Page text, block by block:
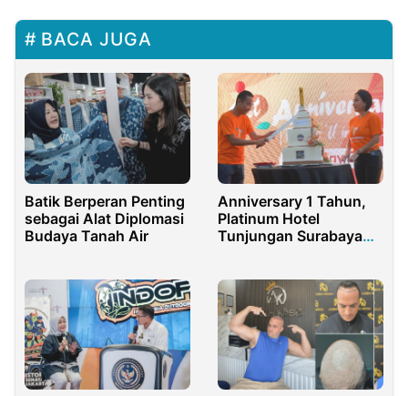
BACA JUGA
Batik Berperan Penting
sebagai Alat Diplomasi
Budaya Tanah Air
Anniversary 1 Tahun,
Platinum Hotel
Tunjungan Surabaya